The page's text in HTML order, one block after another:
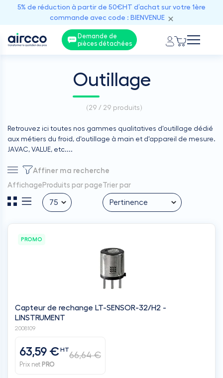
5% de réduction à partir de 50€HT d’achat sur votre 1ère
commande avec code : BIENVENUE
Demande de
pièces détachées
Outillage
(29 / 29 produits)
Retrouvez ici toutes nos gammes qualitatives d'outillage dédié
aux métiers du froid, d'outillage à main et d'appareil de mesure.
JAVAC, VALUE, etc....
Affiner ma recherche
Affichage Produits par pageTrier par
PROMO
Capteur de rechange LT-SENSOR-32/H2 -
LINSTRUMENT
2008109
63,59 €HT
Prix net PRO
66,64 €